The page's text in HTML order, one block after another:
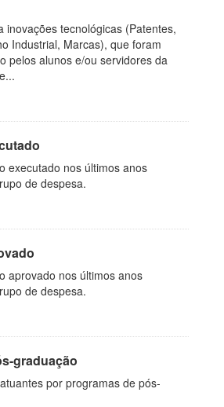
inovações tecnológicas (Patentes,
Industrial, Marcas), que foram
pelos alunos e/ou servidores da
executado nos últimos anos
de despesa.
aprovado nos últimos anos
de despesa.
graduação
por programas de pós-